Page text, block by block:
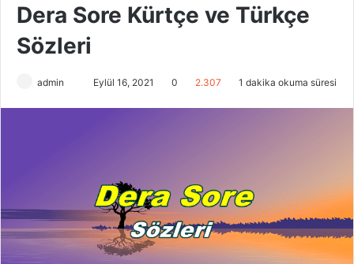
Dera Sore Kürtçe ve Türkçe
Sözleri
admin
t
Eylül 16, 2021 0 2.307 1 dakika okuma süresi